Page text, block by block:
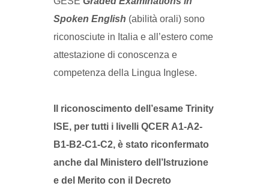
Spoken English (abilità orali) sono
riconosciute in Italia e all’estero come
attestazione di conoscenza e
competenza della Lingua Inglese.
Il riconoscimento dell’esame Trinity
ISE, per tutti i livelli QCER A1-A2-
B1-B2-C1-C2, è stato riconfermato
anche dal Ministero dell’Istruzione
e del Merito con il
Decreto